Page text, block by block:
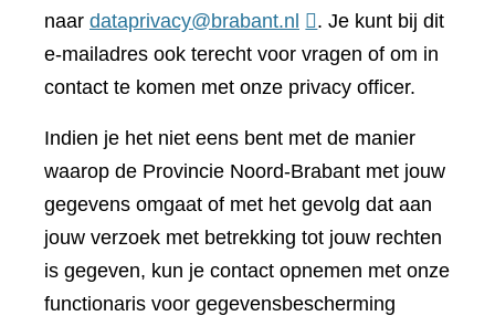
naar dataprivacy@brabant.nl
. Je kunt bij dit
e-mailadres ook terecht voor vragen of om in
contact te komen met onze privacy officer.
Indien je het niet eens bent met de manier
waarop de Provincie Noord-Brabant met jouw
gegevens omgaat of met het gevolg dat aan
jouw verzoek met betrekking tot jouw rechten
is gegeven, kun je contact opnemen met onze
functionaris voor gegevensbescherming